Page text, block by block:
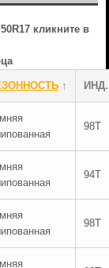
кликните в
↑
98T
94T
98T